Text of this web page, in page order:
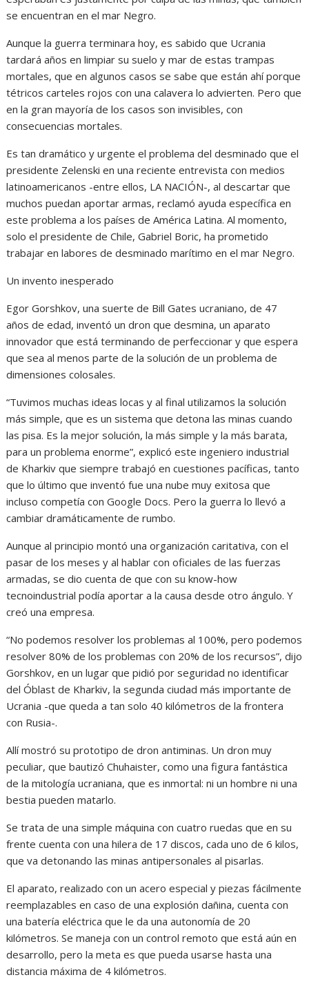
se encuentran en el mar Negro.
Aunque la guerra terminara hoy, es sabido que Ucrania
tardará años en limpiar su suelo y mar de estas trampas
mortales, que en algunos casos se sabe que están ahí porque
tétricos carteles rojos con una calavera lo advierten. Pero que
en la gran mayoría de los casos son invisibles, con
consecuencias mortales.
Es tan dramático y urgente el problema del desminado que el
presidente Zelenski en una reciente entrevista con medios
latinoamericanos -entre ellos, LA NACIÓN-, al descartar que
muchos puedan aportar armas, reclamó ayuda específica en
este problema a los países de América Latina. Al momento,
solo el presidente de Chile, Gabriel Boric, ha prometido
trabajar en labores de desminado marítimo en el mar Negro.
Un invento inesperado
Egor Gorshkov, una suerte de Bill Gates ucraniano, de 47
años de edad, inventó un dron que desmina, un aparato
innovador que está terminando de perfeccionar y que espera
que sea al menos parte de la solución de un problema de
dimensiones colosales.
“Tuvimos muchas ideas locas y al final utilizamos la solución
más simple, que es un sistema que detona las minas cuando
las pisa. Es la mejor solución, la más simple y la más barata,
para un problema enorme”, explicó este ingeniero industrial
de Kharkiv que siempre trabajó en cuestiones pacíficas, tanto
que lo último que inventó fue una nube muy exitosa que
incluso competía con Google Docs. Pero la guerra lo llevó a
cambiar dramáticamente de rumbo.
Aunque al principio montó una organización caritativa, con el
pasar de los meses y al hablar con oficiales de las fuerzas
armadas, se dio cuenta de que con su know-how
tecnoindustrial podía aportar a la causa desde otro ángulo. Y
creó una empresa.
“No podemos resolver los problemas al 100%, pero podemos
resolver 80% de los problemas con 20% de los recursos”, dijo
Gorshkov, en un lugar que pidió por seguridad no identificar
del Óblast de Kharkiv, la segunda ciudad más importante de
Ucrania -que queda a tan solo 40 kilómetros de la frontera
con Rusia-.
Allí mostró su prototipo de dron antiminas. Un dron muy
peculiar, que bautizó Chuhaister, como una figura fantástica
de la mitología ucraniana, que es inmortal: ni un hombre ni una
bestia pueden matarlo.
Se trata de una simple máquina con cuatro ruedas que en su
frente cuenta con una hilera de 17 discos, cada uno de 6 kilos,
que va detonando las minas antipersonales al pisarlas.
El aparato, realizado con un acero especial y piezas fácilmente
reemplazables en caso de una explosión dañina, cuenta con
una batería eléctrica que le da una autonomía de 20
kilómetros. Se maneja con un control remoto que está aún en
desarrollo, pero la meta es que pueda usarse hasta una
distancia máxima de 4 kilómetros.